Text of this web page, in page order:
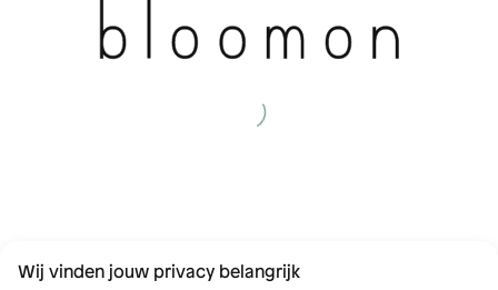
Wij vinden jouw privacy belangrijk